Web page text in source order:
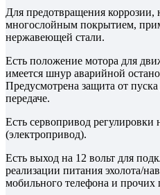
Для предотвращения
многослойным покрытием,
нержавеющей стали.
Есть положение мотора для
имеется шнур аварийной
Предусмотрена защита от
передаче.
Есть сервопривод
(электропривод).
Есть выход на 12 вольт для
реализации питания эхолота/
мобильного телефона и прочих